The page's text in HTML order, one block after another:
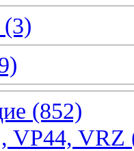
(852)
VRZ